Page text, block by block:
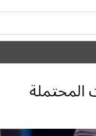
المحتملة